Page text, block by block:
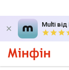
Multi від